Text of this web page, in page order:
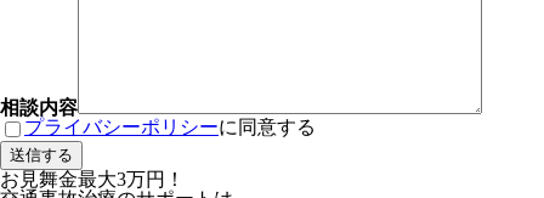
相談内容
プライバシーポリシーに同意する
お見舞金最大3万円！